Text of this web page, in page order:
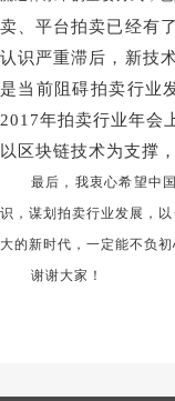
卖、平台拍卖已经有
认识严重滞后，新技
是当前阻碍拍卖行业
2017年拍卖行业年会
以区块链技术为支撑
最后，我衷心希望中
识，谋划拍卖行业发展，
大的新时代，一定能不负
谢谢大家！